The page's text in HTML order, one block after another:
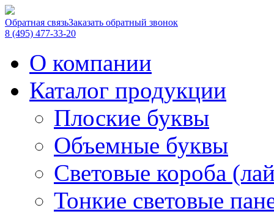
Обратная связьЗаказать обратный звонок
8 (495) 477-33-20
О компании
Каталог продукции
Плоские буквы
Объемные буквы
Световые короба
Тонкие световые